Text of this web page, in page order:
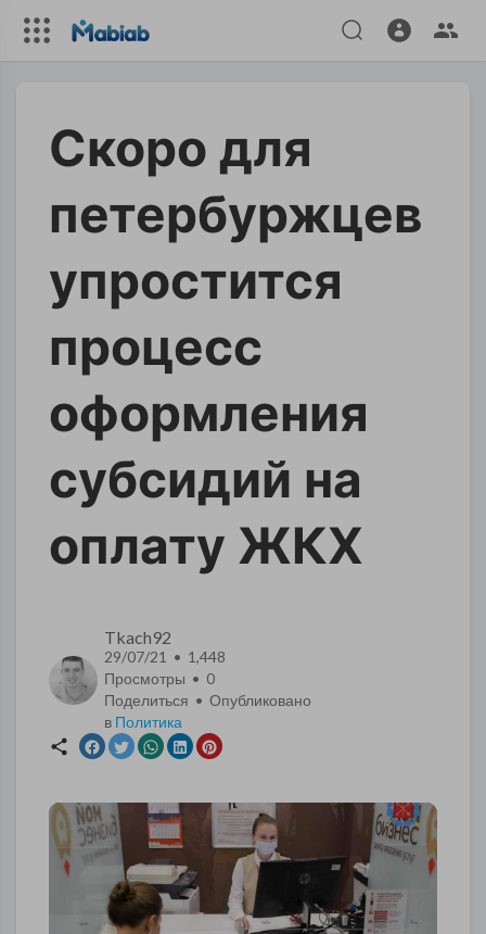
Скоро для
петербуржцев
упростится
процесс
оформления
субсидий на
оплату ЖКХ
Tkach92
29/07/21 • 1,448
Просмотры • 0
Поделиться • Опубликовано
в Политика